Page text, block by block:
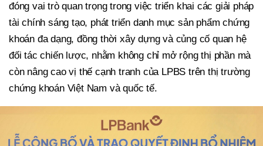
đóng vai trò quan trọng trong việc triển khai các giải pháp
tài chính sáng tạo, phát triển danh mục sản phẩm chứng
khoán đa dạng, đồng thời xây dựng và củng cố quan hệ
đối tác chiến lược, nhằm không chỉ mở rộng thị phần mà
còn nâng cao vị thế cạnh tranh của LPBS trên thị trường
chứng khoán Việt Nam và quốc tế.